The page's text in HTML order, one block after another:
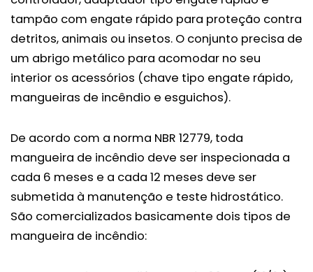
tampão com engate rápido para proteção contra
detritos, animais ou insetos. O conjunto precisa de
um abrigo metálico para acomodar no seu
interior os acessórios (chave tipo engate rápido,
mangueiras de incêndio e esguichos).
De acordo com a norma NBR 12779, toda
mangueira de incêndio deve ser inspecionada a
cada 6 meses e a cada 12 meses deve ser
submetida à manutenção e teste hidrostático.
São comercializados basicamente dois tipos de
mangueira de incêndio: